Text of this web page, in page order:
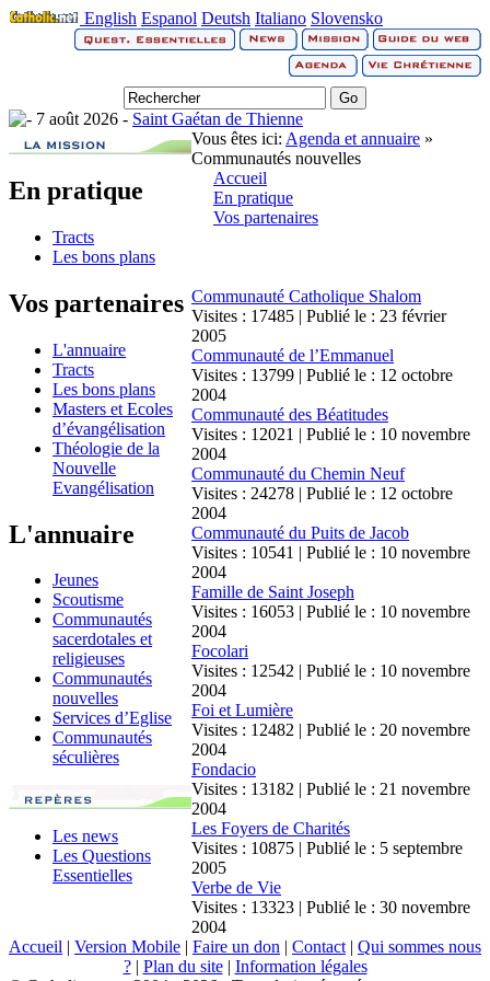
English Espanol Deutsh Italiano Slovensko
7 août 2026 - Saint Gaétan de Thienne
En pratique
Tracts
Les bons plans
Vos partenaires
L'annuaire
Tracts
Les bons plans
Masters et Ecoles
d’évangélisation
Théologie de la
Nouvelle
Evangélisation
L'annuaire
Jeunes
Scoutisme
Communautés
sacerdotales et
religieuses
Communautés
nouvelles
Services d’Eglise
Communautés
séculières
Les news
Les Questions
Essentielles
Vous êtes ici: Agenda et annuaire »
Communautés nouvelles
Accueil
En pratique
Vos partenaires
Communauté Catholique Shalom
Visites : 17485 | Publié le : 23 février
2005
Communauté de l’Emmanuel
Visites : 13799 | Publié le : 12 octobre
2004
Communauté des Béatitudes
Visites : 12021 | Publié le : 10 novembre
2004
Communauté du Chemin Neuf
Visites : 24278 | Publié le : 12 octobre
2004
Communauté du Puits de Jacob
Visites : 10541 | Publié le : 10 novembre
2004
Famille de Saint Joseph
Visites : 16053 | Publié le : 10 novembre
2004
Focolari
Visites : 12542 | Publié le : 10 novembre
2004
Foi et Lumière
Visites : 12482 | Publié le : 20 novembre
2004
Fondacio
Visites : 13182 | Publié le : 21 novembre
2004
Les Foyers de Charités
Visites : 10875 | Publié le : 5 septembre
2005
Verbe de Vie
Visites : 13323 | Publié le : 30 novembre
2004
Accueil | Version Mobile | Faire un don | Contact | Qui sommes nous
?| Plan du site| Information légales